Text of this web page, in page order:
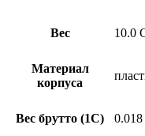
Вес 10.0
Материал
корпуса
Вес брутто (1С)